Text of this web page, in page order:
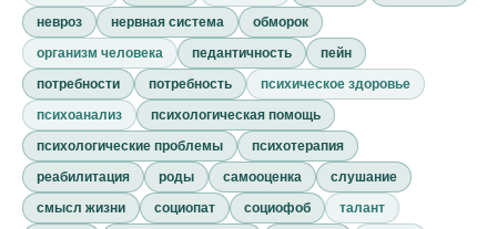
невроз
нервная система
обморок
организм человека
педантичность
пейн
потребности
потребность
психическое здоровье
психоанализ
психологическая помощь
психологические проблемы
психотерапия
реабилитация
роды самооценка
слушание
смысл жизни
социопат социофоб
талант